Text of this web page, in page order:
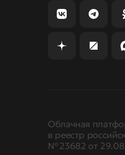
Облачная
в реестр
№ 23682 от